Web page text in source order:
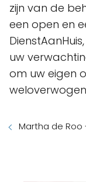
zijn van de
een open en
uw
om uw eigen
Martha de Roo